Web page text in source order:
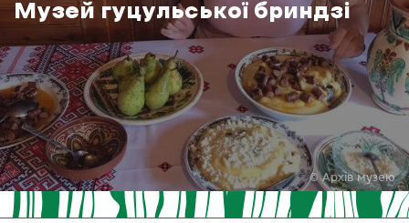
Музей гуцульської бриндзі
© Архів музею